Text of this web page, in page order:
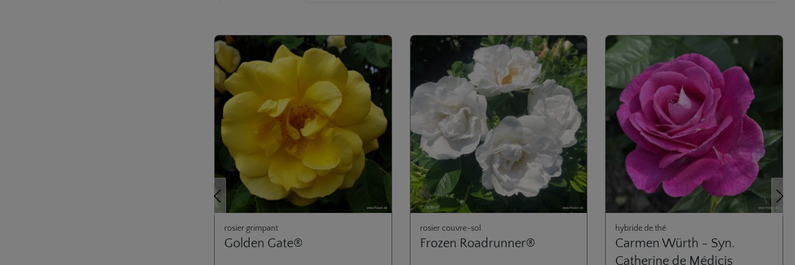
rosier grimpant
Golden Gate®
rosier couvre-sol
Frozen Roadrunner®
hybride de thé
Carmen Würth - Syn.
Catherine de Médicis
Précédent